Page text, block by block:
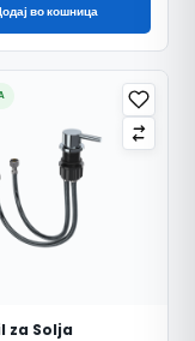
во кошница
za Solja